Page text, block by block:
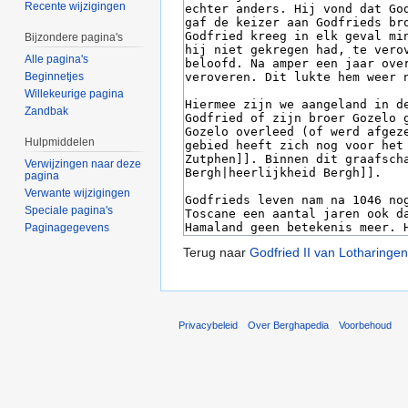
Terug naar Godfried II van Lotharingen
Recente wijzigingen
Bijzondere pagina's
Alle pagina's
Beginnetjes
Willekeurige pagina
Zandbak
Hulpmiddelen
Verwijzingen naar deze
pagina
Verwante wijzigingen
Speciale pagina's
Paginagegevens
Privacybeleid Over Berghapedia Voorbehoud